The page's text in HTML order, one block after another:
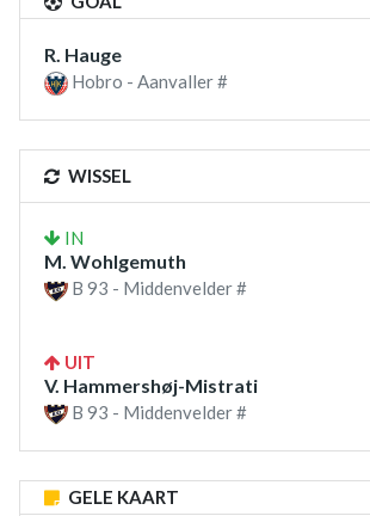
R. Hauge
Hobro - Aanvaller #
WISSEL
IN
M. Wohlgemuth
B 93 - Middenvelder #
UIT
V. Hammershøj-Mistrati
B 93 - Middenvelder #
GELE KAART